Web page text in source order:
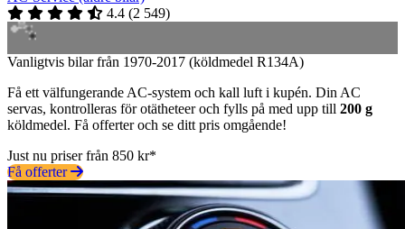
4.4 (2 549)
Vanligtvis bilar från 1970-2017 (köldmedel R134A)
Få ett välfungerande AC-system och kall luft i kupén. Din AC
servas, kontrolleras för otätheteer och fylls på med upp till 200 g
köldmedel. Få offerter och se ditt pris omgående!
Just nu priser från 850 kr*
Få offerter